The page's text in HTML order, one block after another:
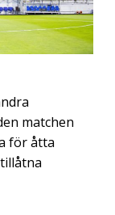
matchen
för åtta